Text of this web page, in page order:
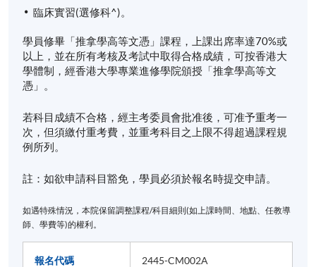
臨床實習(選修科^)。
學員修畢「推拿學高等文憑」課程，上課出席率達70%或
以上，並在所有考核及考試中取得合格成績，可按香港大
學體制，經香港大學專業進修學院頒授「推拿學高等文
憑」。
若科目成績不合格，經主考委員會批准後，可准予重考一
次，但須繳付重考費，並重考科目之上限不得超過課程規
例所列。
註：如欲申請科目豁免，學員必須於報名時提交申請。
如遇特殊情況，本院保留調整課程/科目細則(如上課時間、地點、任教導
師、學費等)的權利。
報名代碼 2445-CM002A